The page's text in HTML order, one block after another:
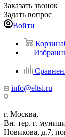
Заказать звонок
Задать вопрос
Войти
Корзина
info@eltsi.ru
г. Москва,
Вн. тер. г.
Новикова, д.7,